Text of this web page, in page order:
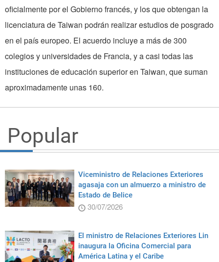
oficialmente por el Gobierno francés, y los que obtengan la
licenciatura de Taiwan podrán realizar estudios de posgrado
en el país europeo. El acuerdo incluye a más de 300
colegios y universidades de Francia, y a casi todas las
instituciones de educación superior en Taiwan, que suman
aproximadamente unas 160.
Popular
Viceministro de Relaciones Exteriores
agasaja con un almuerzo a ministro de
Estado de Belice
30/07/2026
El ministro de Relaciones Exteriores Lin
inaugura la Oficina Comercial para
América Latina y el Caribe